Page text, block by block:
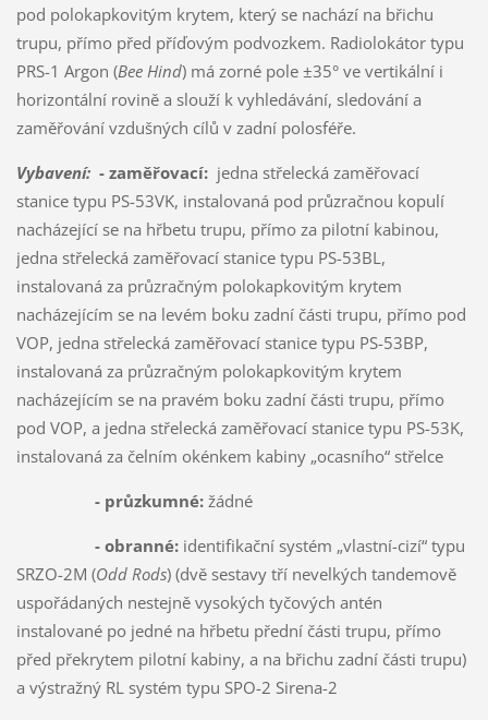
pod polokapkovitým krytem, který se nachází na břichu
trupu, přímo před příďovým podvozkem. Radiolokátor typu
PRS-1 Argon (Bee Hind) má zorné pole ±35° ve vertikální i
horizontální rovině a slouží k vyhledávání, sledování a
zaměřování vzdušných cílů v zadní polosféře.
Vybavení: - zaměřovací: jedna střelecká zaměřovací
stanice typu PS-53VK, instalovaná pod průzračnou kopulí
nacházející se na hřbetu trupu, přímo za pilotní kabinou,
jedna střelecká zaměřovací stanice typu PS-53BL,
instalovaná za průzračným polokapkovitým krytem
nacházejícím se na levém boku zadní části trupu, přímo pod
VOP, jedna střelecká zaměřovací stanice typu PS-53BP,
instalovaná za průzračným polokapkovitým krytem
nacházejícím se na pravém boku zadní části trupu, přímo
pod VOP, a jedna střelecká zaměřovací stanice typu PS-53K,
instalovaná za čelním okénkem kabiny „ocasního“ střelce
- průzkumné:žádné
- obranné:identifikační systém „vlastní-cizí“ typu
SRZO-2M (Odd Rods) (dvě sestavy tří nevelkých tandemově
uspořádaných nestejně vysokých tyčových antén
instalované po jedné na hřbetu přední části trupu, přímo
před překrytem pilotní kabiny, a na břichu zadní části trupu)
a výstražný RL systém typu SPO-2 Sirena-2